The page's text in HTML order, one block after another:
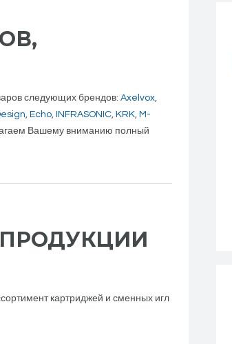
следующих брендов: Axelvox,
, Echo, INFRASONIC, KRK, M-
Вашему вниманию полный
картриджей и сменных игл